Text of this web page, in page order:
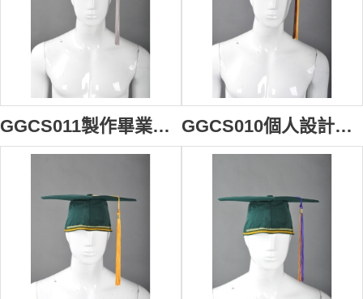
GGCS011製作畢業專用帽穗 訂製四方帽帽穗 度身訂造帽穗垂繩 帽穗垂繩製造商 GGCS010個人設計畢業帽流蘇 製作畢業專用帽穗 供應四方帽帽穗 畢業帽流蘇專營